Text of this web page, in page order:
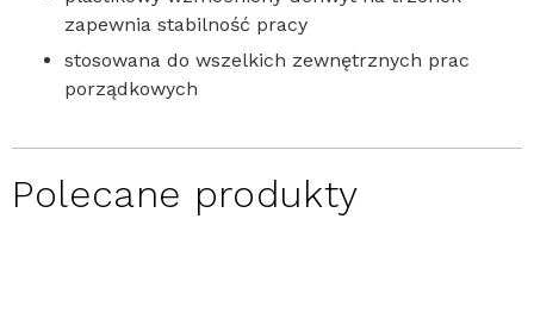
zapewnia stabilność pracy
stosowana do wszelkich zewnętrznych prac
porządkowych
Polecane produkty